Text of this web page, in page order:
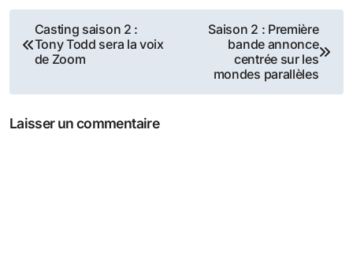
Navigation
de
l’article
Casting saison 2 :
Tony Todd sera la voix
de Zoom
Saison 2 : Première
bande annonce
centrée sur les
mondes parallèles
Laisser un commentaire